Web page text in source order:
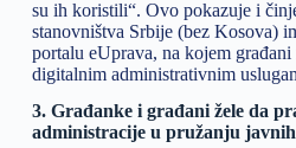
su ih koristili“. Ovo pokazuje i
stanovništva Srbije (bez Kosova)
portalu eUprava, na kojem
digitalnim administrativnim
3. Građanke i građani žele da
administracije u pružanju javnih